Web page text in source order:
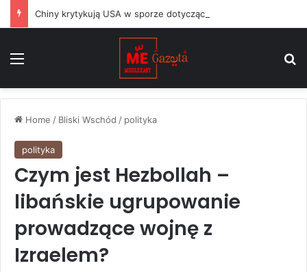
Home / Bliski Wschód / polityka
polityka
Czym jest Hezbollah –
libańskie ugrupowanie
prowadzące wojnę z
Izraelem?